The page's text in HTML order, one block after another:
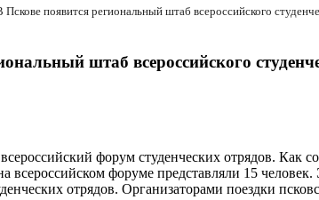
Пскове появится региональный штаб всероссийского
штаб всероссийского
форум студенческих отрядов. Как
всероссийском форуме представляли 15
отрядов. Организаторами поездки